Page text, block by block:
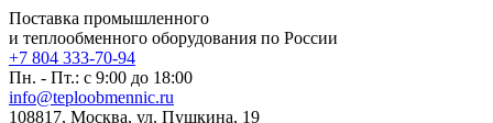
Поставка промышленного
и теплообменного оборудования по России
+7 804 333-70-94
Пн. - Пт.: с 9:00 до 18:00
info@teploobmennic.ru
108817, Москва, ул. Пушкина, 19